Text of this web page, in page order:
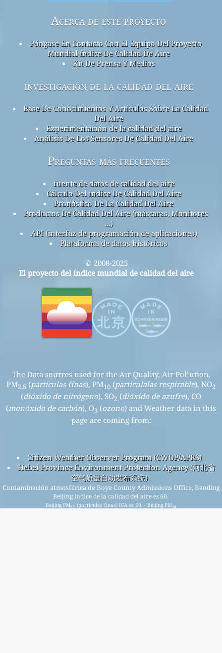
Acerca de este proyecto
Póngase En Contacto Con El Equipo Del Proyecto
Mundial índice De Calidad De Aire
Kit De Prensa Y Medios
investigación de la calidad del aire
Base De Conocimientos Y Artículos Sobre La Calidad
Del Aire
Experimentación de la calidad del aire
Análisis De Los Sensores De Calidad Del Aire
Preguntas más frecuentes
fuente de datos de calidad del aire
Cálculo Del índice De Calidad Del Aire
Pronóstico De La Calidad Del Aire
Productos De Calidad Del Aire (máscaras, Monitores
...)
API (interfaz de programación de aplicaciones)
Plataforma de datos históricos
© 2008-2025
El proyecto del índice mundial de calidad del aire
The Data sources used for the Air Quality, Air Pollution,
PM2.5 (partículas finas), PM10 (particulalas respirable), NO2
(dióxido de nitrógeno), SO2 (dióxido de azufre), CO
(monóxido de carbón), O3 (ozono) and Weather data in this
page are coming from:
Citizen Weather Observer Program (CWOP/APRS)
Hebei Province Environment Protection Agency (河北省
空气质量自动发布系统)
Contaminación atmosférica de Boye County Admissions Office, Baoding
Beijing índice de la calidad del aire es 60.
Beijing PM2.5 (partículas finas) ICA es 59. - Beijing PM10